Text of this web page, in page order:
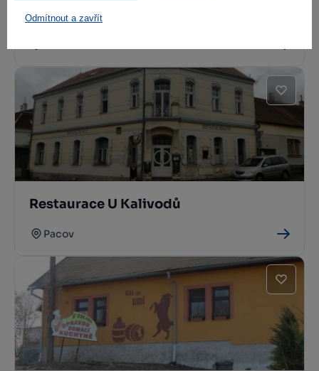
Odmítnout a zavřít
Restaurace Na Maštalkách
Restaurace U Kalivodů
Pacov